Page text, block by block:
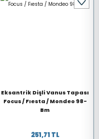
Eksantrik Dişli Vanus Tapası
Focus / Fıesta / Mondeo 98-
Bm
251,71 TL